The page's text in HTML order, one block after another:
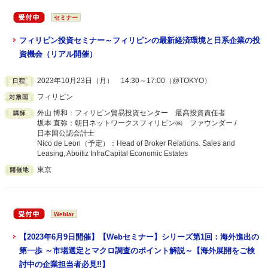
セミナー
フィリピン投資セミナー～フィリピンの最新経済環境と日系企業の投
資機会（リアル開催）
2023年10月23日（月） 14:30～17:00（@TOKYO）
フィリピン
外山 博和：フィリピン貿易投資センター 最高投資責任者
坂本 直弥：朝日ネットワークスフィリピン㈱ ファウンダー /
日本国公認会計士
Nico de Leon（予定）：Head of Broker Relations. Sales and
Leasing, Aboitiz InfraCapital Economic Estates
東京
Webiar
【2023年6月9日開催】【Webセミナー】シリーズ第1回：海外進出の
第一歩 ～市場選定とマクロ調査のポイント解説～【海外展開をご検
討中の企業担当者必見‼】